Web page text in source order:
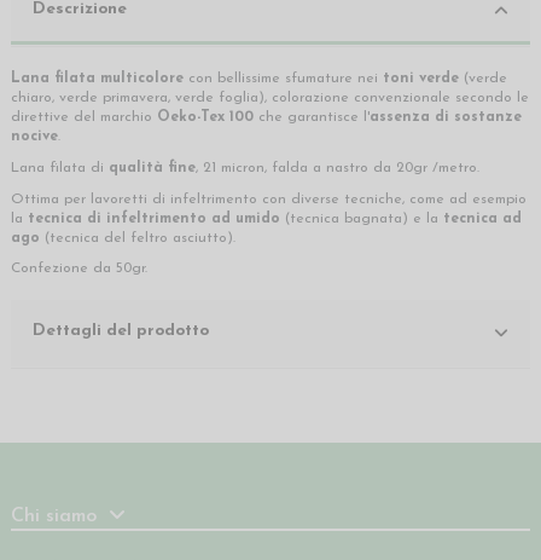
Descrizione
Lana filata multicolore con bellissime sfumature nei toni verde (verde
chiaro, verde primavera, verde foglia), colorazione convenzionale secondo le
direttive del marchio Oeko-Tex 100 che garantisce l'assenza di sostanze
nocive.
Lana filata di qualità fine, 21 micron, falda a nastro da 20gr /metro.
Ottima per lavoretti di infeltrimento con diverse tecniche, come ad esempio
la tecnica di infeltrimento ad umido (tecnica bagnata) e la tecnica ad
ago (tecnica del feltro asciutto).
Confezione da 50gr.
Dettagli del prodotto
Chi siamo